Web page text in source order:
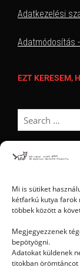
Mi is sütiket
kétfarkú kutya farok
többek között a
Megjegyezzenek
bepötyögni.
Adatokat küldenek
titokban
Adatkezelési
Adatmódosítás
EZT KERESEM,